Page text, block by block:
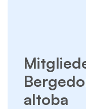
altoba